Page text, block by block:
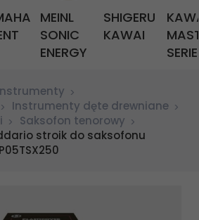
MEINL
SONIC
ENERGY
SHIGERU
KAWAI
Instrumenty dęte drewniane
Saksofon tenorowy
stroik do saksofonu